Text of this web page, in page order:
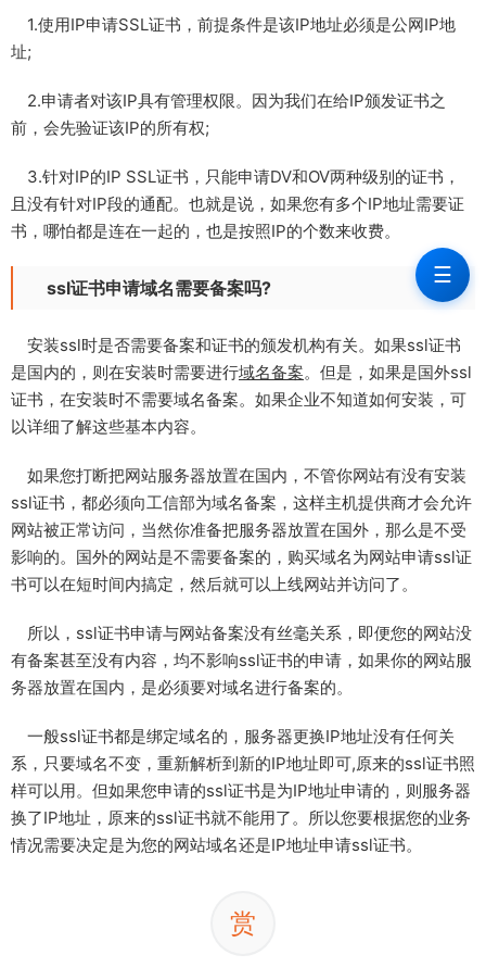
1.使用IP申请SSL证书，前提条件是该IP地址必须是公网IP地
址;
2.申请者对该IP具有管理权限。因为我们在给IP颁发证书之
前，会先验证该IP的所有权;
3.针对IP的IP SSL证书，只能申请DV和OV两种级别的证书，
且没有针对IP段的通配。也就是说，如果您有多个IP地址需要证
书，哪怕都是连在一起的，也是按照IP的个数来收费。
ssl证书申请域名需要备案吗?
安装ssl时是否需要备案和证书的颁发机构有关。如果ssl证书
是国内的，则在安装时需要进行域名备案。但是，如果是国外ssl
证书，在安装时不需要域名备案。如果企业不知道如何安装，可
以详细了解这些基本内容。
如果您打断把网站服务器放置在国内，不管你网站有没有安装
ssl证书，都必须向工信部为域名备案，这样主机提供商才会允许
网站被正常访问，当然你准备把服务器放置在国外，那么是不受
影响的。国外的网站是不需要备案的，购买域名为网站申请ssl证
书可以在短时间内搞定，然后就可以上线网站并访问了。
所以，ssl证书申请与网站备案没有丝毫关系，即便您的网站没
有备案甚至没有内容，均不影响ssl证书的申请，如果你的网站服
务器放置在国内，是必须要对域名进行备案的。
一般ssl证书都是绑定域名的，服务器更换IP地址没有任何关
系，只要域名不变，重新解析到新的IP地址即可,原来的ssl证书照
样可以用。但如果您申请的ssl证书是为IP地址申请的，则服务器
换了IP地址，原来的ssl证书就不能用了。所以您要根据您的业务
情况需要决定是为您的网站域名还是IP地址申请ssl证书。
赏
☰